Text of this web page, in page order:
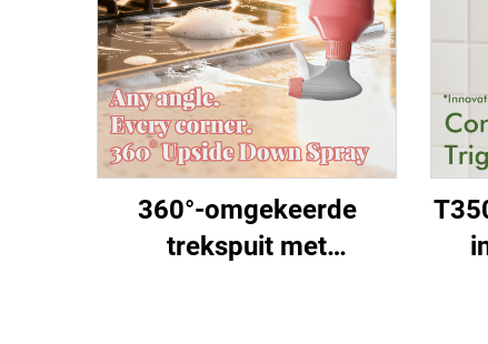
360°-omgekeerde
trekspuit met